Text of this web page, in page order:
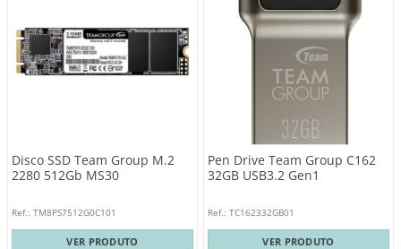
Disco SSD Team Group M.2
2280 512Gb MS30
Ref.: TM8PS7512G0C101
VER PRODUTO
Pen Drive Team Group C162
32GB USB3.2 Gen1
Ref.: TC162332GB01
VER PRODUTO